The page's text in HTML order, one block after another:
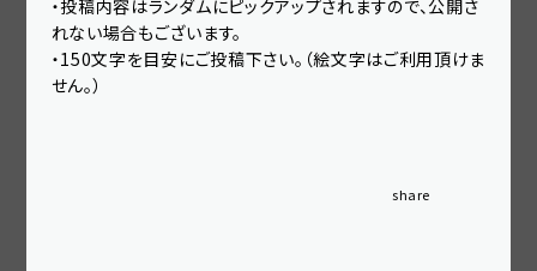
OK
・投稿内容はランダムにピックアップされますので、公開さ
れない場合もございます。
・150文字を目安にご投稿下さい。（絵文字はご利用頂けま
せん。）
share